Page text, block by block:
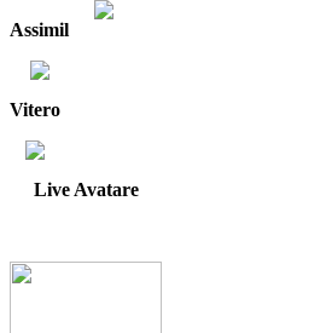
Assimil
Vitero
Live Avatare